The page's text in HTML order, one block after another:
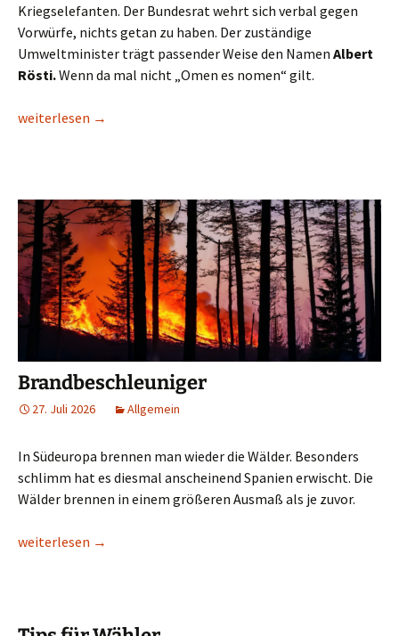
Kriegselefanten. Der Bundesrat wehrt sich verbal gegen
Vorwürfe, nichts getan zu haben. Der zuständige
Umweltminister trägt passender Weise den Namen Albert
Rösti.Wenn da mal nicht „Omen es nomen“ gilt.
Ende der Rattlosigkeit
weiterlesen →
Brandbeschleuniger
27. Juli 2026 Allgemein
In Südeuropa brennen man wieder die Wälder. Besonders
schlimm hat es diesmal anscheinend Spanien erwischt. Die
Wälder brennen in einem größeren Ausmaß als je zuvor.
Brandbeschleuniger
weiterlesen →